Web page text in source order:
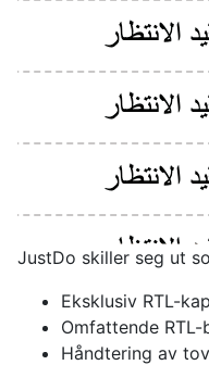
JustDo skiller seg ut
Eksklusiv RTL-
Omfattende
Håndtering av